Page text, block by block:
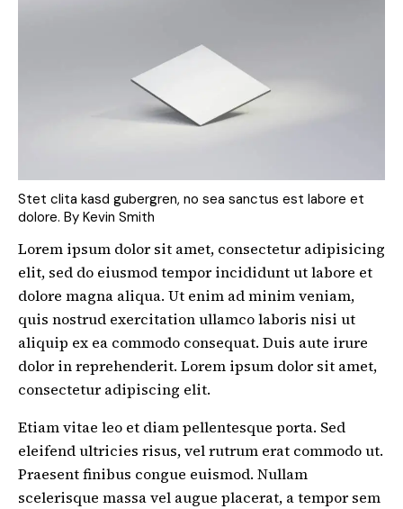
Stet clita kasd gubergren, no sea sanctus est labore et
dolore. By Kevin Smith
Lorem ipsum dolor sit amet, consectetur adipisicing
elit, sed do eiusmod tempor incididunt ut labore et
dolore magna aliqua. Ut enim ad minim veniam,
quis nostrud exercitation ullamco laboris nisi ut
aliquip ex ea commodo consequat. Duis aute irure
dolor in reprehenderit. Lorem ipsum dolor sit amet,
consectetur adipiscing elit.
Etiam vitae leo et diam pellentesque porta. Sed
eleifend ultricies risus, vel rutrum erat commodo ut.
Praesent finibus congue euismod. Nullam
scelerisque massa vel augue placerat, a tempor sem